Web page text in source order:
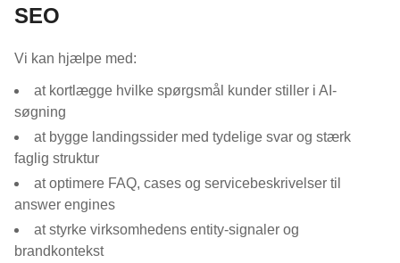
SEO
Vi kan hjælpe med:
at kortlægge hvilke spørgsmål kunder stiller i AI-
søgning
at bygge landingssider med tydelige svar og stærk
faglig struktur
at optimere FAQ, cases og servicebeskrivelser til
answer engines
at styrke virksomhedens entity-signaler og
brandkontekst